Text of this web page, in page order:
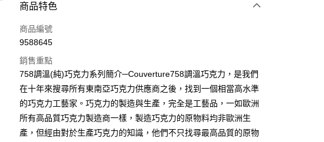
付款方式
信用卡一次付款
Apple Pay
街口支付
悠遊付
全盈+PAY
商品特色
商品編號
9588645
銷售重點
758調溫(純)巧克力系列簡介─Couverture758調溫巧克力，是我們
在十年來搜尋所有東南亞巧克力供應商之後，找到一個相當高水準
的巧克力工藝家。巧克力的製造與生產，完全是工藝品，一如歐洲
所有高品質巧克力製造商一樣，製造巧克力的原物料均非歐洲生
產，但經由對於生產巧克力的知識，他們不只找尋最高品質的原物